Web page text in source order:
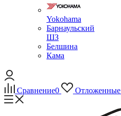
Yokohama
Барнаульский
ШЗ
Белшина
Кама
Сравнение0 Отложенные